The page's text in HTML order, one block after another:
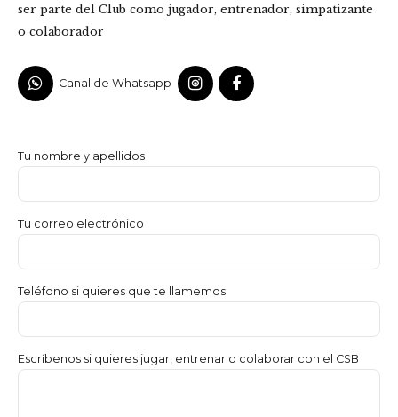
ser parte del Club como jugador, entrenador, simpatizante
o colaborador
Canal de Whatsapp
Tu nombre y apellidos
Tu correo electrónico
Teléfono si quieres que te llamemos
Escríbenos si quieres jugar, entrenar o colaborar con el CSB